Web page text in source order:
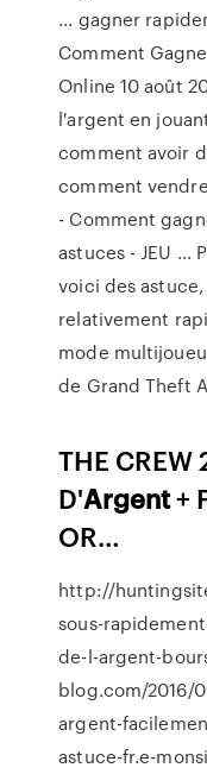
... gagner
Comment
Online 10 août
l'argent en
comment avoir
comment
- Comment
astuces - JEU ...
voici des
relativement
mode
de Grand Theft
THE CREW
D'Argent+
OR…
http://
sous-
de-l-argent-
blog.com/2016/
argent-
astuce-fr.e-